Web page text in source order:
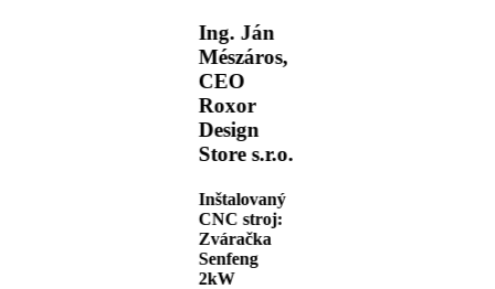
Ing. Ján
Mészáros,
CEO
Roxor
Design
Store s.r.o.
Inštalovaný
CNC stroj:
Zváračka
Senfeng
2kW